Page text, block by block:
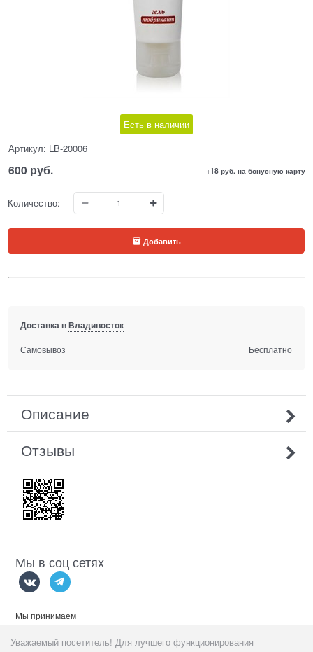
Есть в наличии
Артикул: LB-20006
600 руб. +18 руб. на бонусную карту
Количество:
Добавить
Доставка вВладивосток
Самовывоз Бесплатно
Описание
Отзывы
Мы в соц сетях
Мы принимаем
Уважаемый посетитель! Для лучшего функционирования